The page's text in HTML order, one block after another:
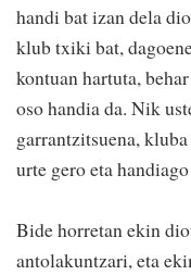
handi bat izan dela
klub txiki bat,
kontuan hartuta,
oso handia da. Nik
garrantzitsuena,
urte gero eta
Bide horretan ekin
antolakuntzari, eta